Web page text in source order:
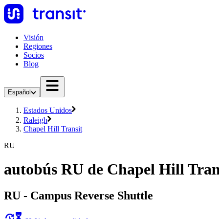
Visión
Regiones
Socios
Blog
Español
Estados Unidos
Raleigh
Chapel Hill Transit
RU
autobús RU de Chapel Hill
RU - Campus Reverse Shuttle